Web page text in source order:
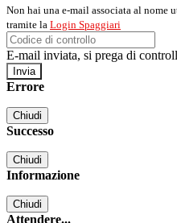
Non hai una e-mail associata al nome
tramite la Login Spaggiari
E-mail inviata, si prega di
Errore
Chiudi
Successo
Chiudi
Informazione
Chiudi
Attendere...